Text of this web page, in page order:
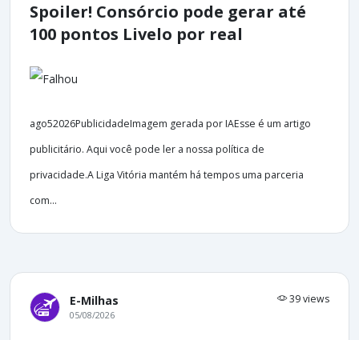
Spoiler! Consórcio pode gerar até
100 pontos Livelo por real
ago52026PublicidadeImagem gerada por IAEsse é um artigo
publicitário. Aqui você pode ler a nossa política de
privacidade.A Liga Vitória mantém há tempos uma parceria
com...
E-Milhas 39 views
05/08/2026